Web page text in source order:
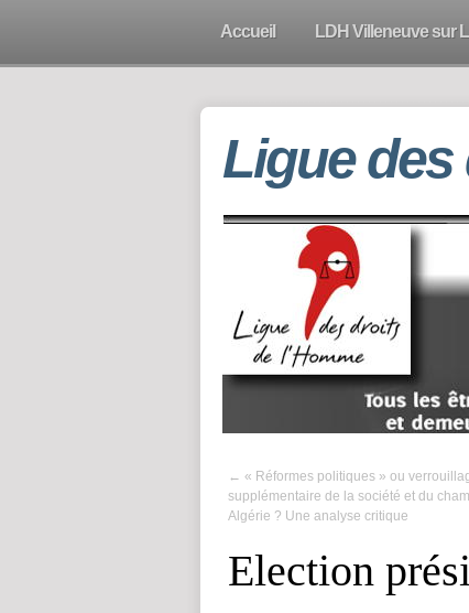
Accueil LDH Villeneuve sur
Ligue des
← « Réformes politiques » ou
supplémentaire de la société et du
Algérie ? Une analyse critique
Election